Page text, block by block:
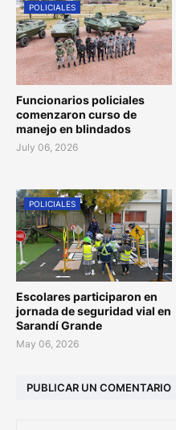
POLICIALES
Funcionarios policiales
comenzaron curso de
manejo en blindados
July 06, 2026
POLICIALES
Escolares participaron en
jornada de seguridad vial en
Sarandí Grande
May 06, 2026
PUBLICAR UN COMENTARIO